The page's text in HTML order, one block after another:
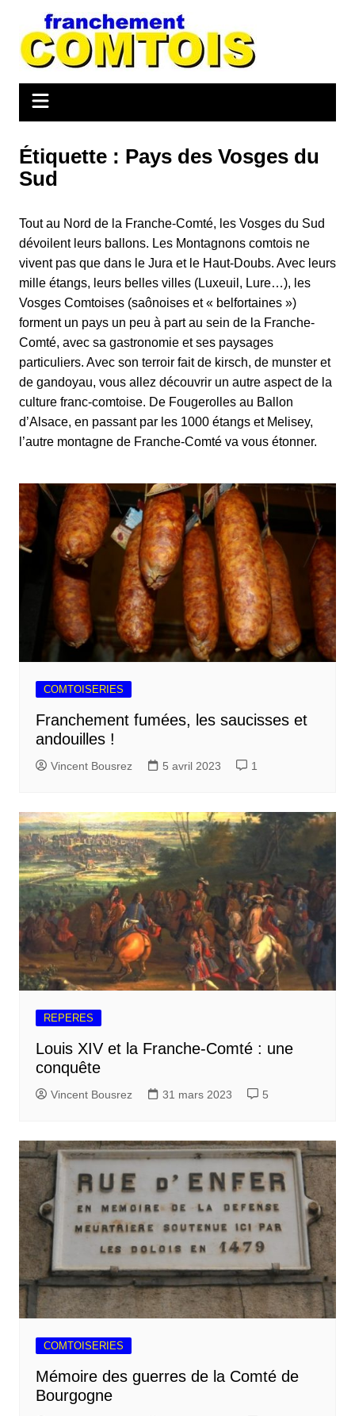
contenu
Étiquette : Pays des Vosges du
Sud
Tout au Nord de la Franche-Comté, les Vosges du Sud
dévoilent leurs ballons. Les Montagnons comtois ne
vivent pas que dans le Jura et le Haut-Doubs. Avec leurs
mille étangs, leurs belles villes (Luxeuil, Lure…), les
Vosges Comtoises (saônoises et « belfortaines »)
forment un pays un peu à part au sein de la Franche-
Comté, avec sa gastronomie et ses paysages
particuliers. Avec son terroir fait de kirsch, de munster et
de gandoyau, vous allez découvrir un autre aspect de la
culture franc-comtoise. De Fougerolles au Ballon
d’Alsace, en passant par les 1000 étangs et Melisey,
l’autre montagne de Franche-Comté va vous étonner.
COMTOISERIES
Franchement fumées, les saucisses et
andouilles !
Vincent Bousrez 5 avril 2023 1
REPERES
Louis XIV et la Franche-Comté : une
conquête
Vincent Bousrez 31 mars 2023 5
COMTOISERIES
Mémoire des guerres de la Comté de
Bourgogne